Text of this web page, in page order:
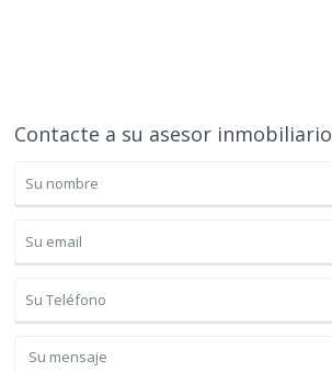
Contacte a su asesor inmobiliario